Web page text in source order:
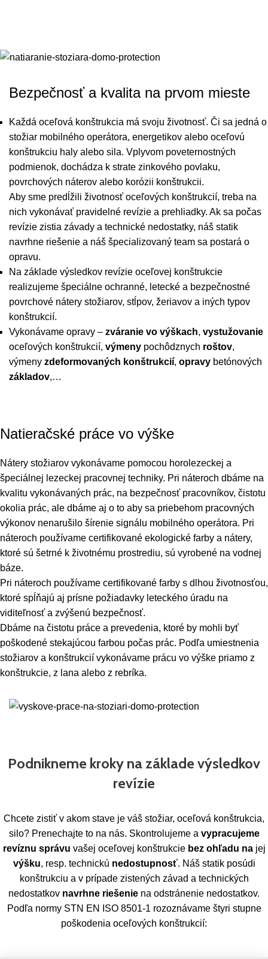
Bezpečnosť a kvalita na prvom mieste
Každá oceľová konštrukcia má svoju životnosť. Či sa jedná o
stožiar mobilného operátora, energetikov alebo oceľovú
konštrukciu haly alebo sila. Vplyvom poveternostných
podmienok, dochádza k strate zinkového povlaku,
povrchových náterov alebo korózii konštrukcii.
Aby sme predĺžili životnosť oceľových konštrukcií, treba na
nich vykonávať pravidelné revízie a prehliadky. Ak sa počas
revízie zistia závady a technické nedostatky, náš statik
navrhne riešenie a náš špecializovaný team sa postará o
opravu.
Na základe výsledkov revízie oceľovej konštrukcie
realizujeme špeciálne ochranné, letecké a bezpečnostné
povrchové nátery stožiarov, stĺpov, žeriavov a iných typov
konštrukcií.
Vykonávame opravy – zváranie vo výškach, vystužovanie
oceľových konštrukcií, výmeny pochôdznych roštov,
výmeny zdeformovaných konštrukcií, opravy betónových
základov,…
Natieračské práce vo výške
Nátery stožiarov vykonávame pomocou horolezeckej a
špeciálnej lezeckej pracovnej techniky. Pri náteroch dbáme na
kvalitu vykonávaných prác, na bezpečnosť pracovníkov, čistotu
okolia prác, ale dbáme aj o to aby sa priebehom pracovných
výkonov nenarušilo šírenie signálu mobilného operátora. Pri
náteroch používame certifikované ekologické farby a nátery,
ktoré sú šetrné k životnému prostrediu, sú vyrobené na vodnej
báze.
Pri náteroch používame certifikované farby s dlhou životnosťou,
ktoré spĺňajú aj prísne požiadavky leteckého úradu na
viditeľnosť a zvýšenú bezpečnosť.
Dbáme na čistotu práce a prevedenia, ktoré by mohli byť
poškodené stekajúcou farbou počas prác. Podľa umiestnenia
stožiarov a konštrukcií vykonávame prácu vo výške priamo z
konštrukcie, z lana alebo z rebríka.
Podnikneme kroky na základe výsledkov
revízie
Chcete zistiť v akom stave je váš stožiar, oceľová konštrukcia,
silo? Prenechajte to na nás. Skontrolujeme a vypracujeme
revíznu správu vašej oceľovej konštrukcie bez ohľadu najej
výšku, resp. technickú nedostupnosť. Náš statik posúdi
konštrukciu a v prípade zistených závad a technických
nedostatkov navrhne riešenie na odstránenie nedostatkov.
Podľa normy STN EN ISO 8501-1 rozoznávame štyri stupne
poškodenia oceľových konštrukcií: